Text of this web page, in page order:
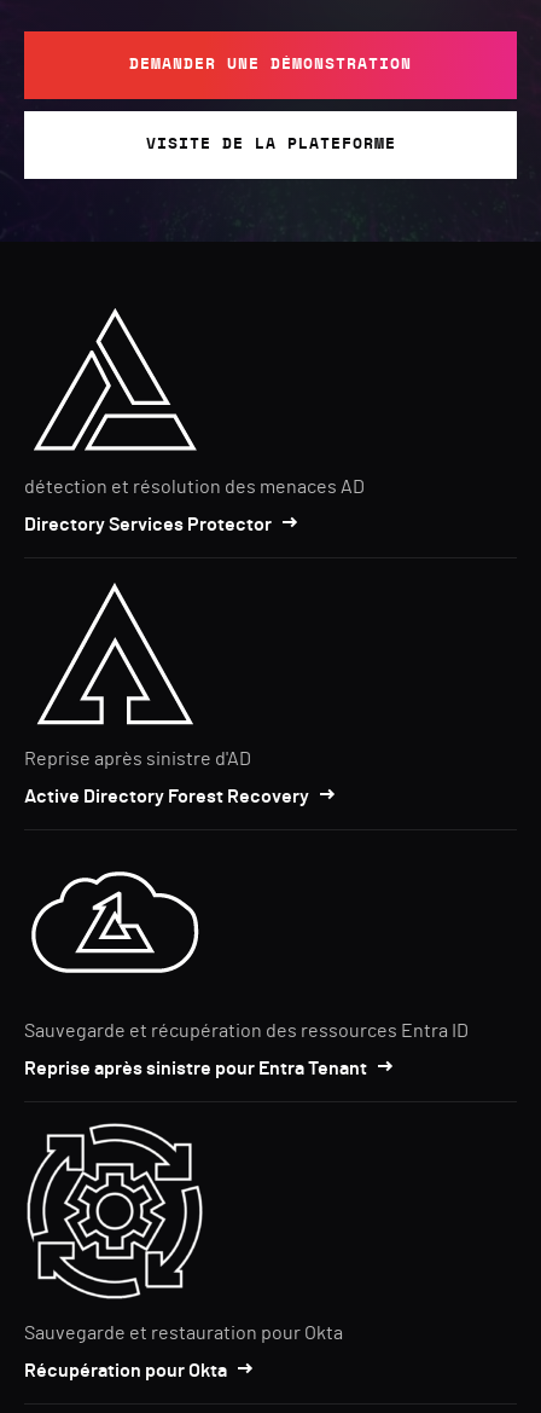
DEMANDER UNE DÉMONSTRATION
VISITE DE LA PLATEFORME
détection et résolution des menaces AD
Directory Services Protector
Reprise après sinistre d'AD
Active Directory Forest Recovery
Sauvegarde et récupération des ressources Entra ID
Reprise après sinistre pour Entra Tenant
Sauvegarde et restauration pour Okta
Récupération pour Okta